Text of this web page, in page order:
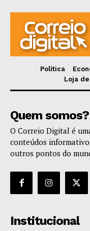
Política
Loja de
Quem somos?
O Correio Digital é
conteúdos
outros pontos do
Institucional